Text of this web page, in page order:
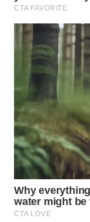
WN
WN
TAPANULI
UTARA
WN
SAMOSIR
WN
PADANG
LAWAS
WN
SUMEDANG